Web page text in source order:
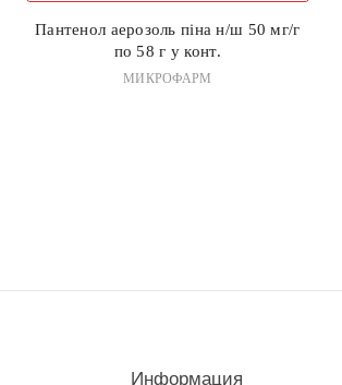
Пантенол аерозоль піна н/ш 50 мг/г
по 58 г у конт.
МИКРОФАРМ
Информация